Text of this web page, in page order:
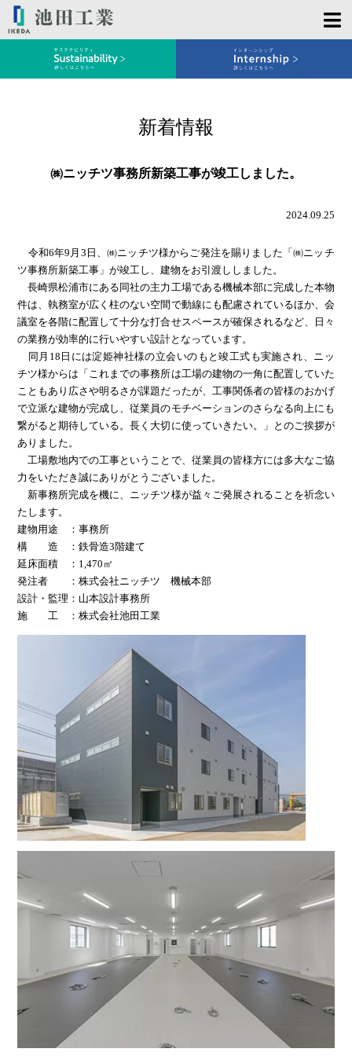
新着情報
㈱ニッチツ事務所新築工事が竣工しました。
2024.09.25
令和6年9月3日、㈱ニッチツ様からご発注を賜りました「㈱ニッチ
ツ事務所新築工事」が竣工し、建物をお引渡ししました。
長崎県松浦市にある同社の主力工場である機械本部に完成した本物
件は、執務室が広く柱のない空間で動線にも配慮されているほか、会
議室を各階に配置して十分な打合せスペースが確保されるなど、日々
の業務が効率的に行いやすい設計となっています。
同月18日には淀姫神社様の立会いのもと竣工式も実施され、ニッ
チツ様からは「これまでの事務所は工場の建物の一角に配置していた
こともあり広さや明るさが課題だったが、工事関係者の皆様のおかげ
で立派な建物が完成し、従業員のモチベーションのさらなる向上にも
繋がると期待している。長く大切に使っていきたい。」とのご挨拶が
ありました。
工場敷地内での工事ということで、従業員の皆様方には多大なご協
力をいただき誠にありがとうございました。
新事務所完成を機に、ニッチツ様が益々ご発展されることを祈念い
たします。
建物用途 ：事務所
構 造 ：鉄骨造3階建て
延床面積 ：1,470㎡
発注者 ：株式会社ニッチツ 機械本部
設計・監理：山本設計事務所
施 工 ：株式会社池田工業